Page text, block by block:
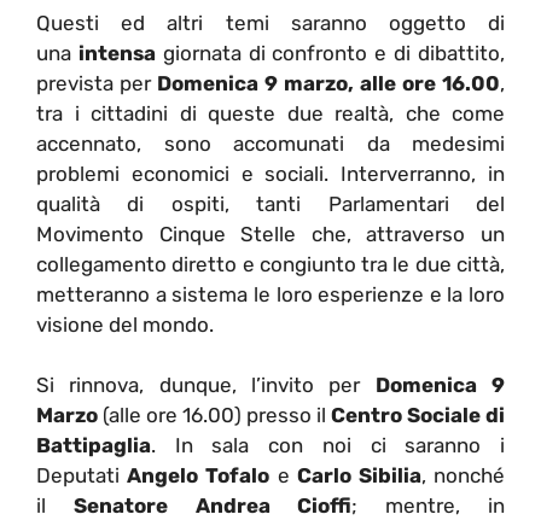
Questi ed altri temi saranno oggetto di
una intensagiornata di confronto e di dibattito,
prevista per Domenica 9 marzo, alle ore 16.00,
tra i cittadini di queste due realtà, che come
accennato, sono accomunati da medesimi
problemi economici e sociali. Interverranno, in
qualità di ospiti, tanti Parlamentari del
Movimento Cinque Stelle che, attraverso un
collegamento diretto e congiunto tra le due città,
metteranno a sistema le loro esperienze e la loro
visione del mondo.
Si rinnova, dunque, l’invito per Domenica 9
Marzo (alle ore 16.00) presso il Centro Sociale di
Battipaglia. In sala con noi ci saranno i
DeputatiAngelo Tofalo e Carlo Sibilia, nonché
il Senatore Andrea Cioffi; mentre, in